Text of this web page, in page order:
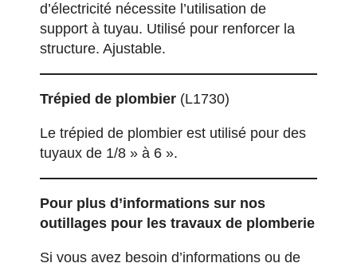
d’électricité nécessite l’utilisation de
support à tuyau. Utilisé pour renforcer la
structure. Ajustable.
Trépied de plombier (L1730)
Le trépied de plombier est utilisé pour des
tuyaux de 1/8 » à 6 ».
Pour plus d’informations sur nos
outillages pour les travaux de plomberie
Si vous avez besoin d’informations ou de